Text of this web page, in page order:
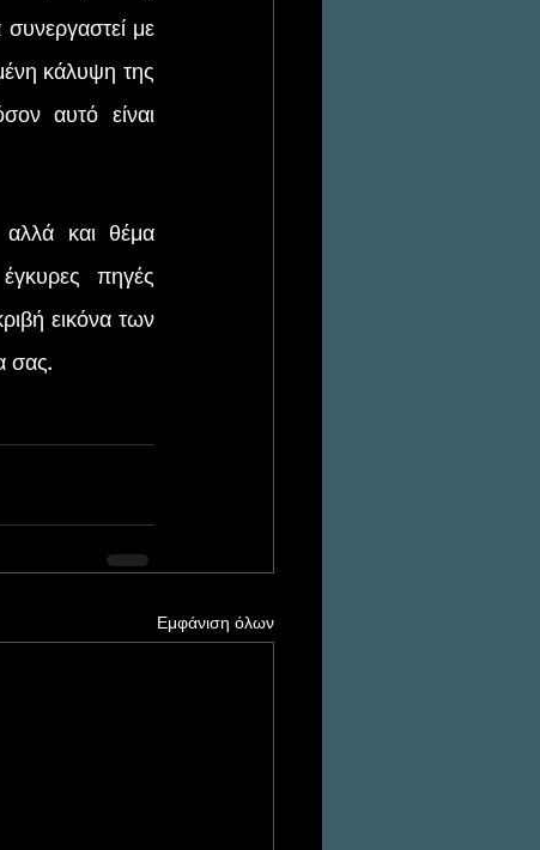
συνεργαστεί με
κάλυψη της
αυτό είναι
πηγές
εικόνα των
σας.
Εμφάνιση όλων